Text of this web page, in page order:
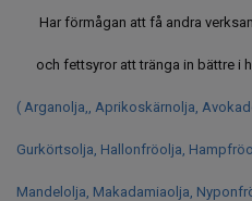
Har förmågan att få andra
och fettsyror att tränga in bättre i
( Arganolja,, Aprikoskärnolja,
Gurkörtsolja, Hallonfröolja,
Mandelolja, Makadamiaolja,